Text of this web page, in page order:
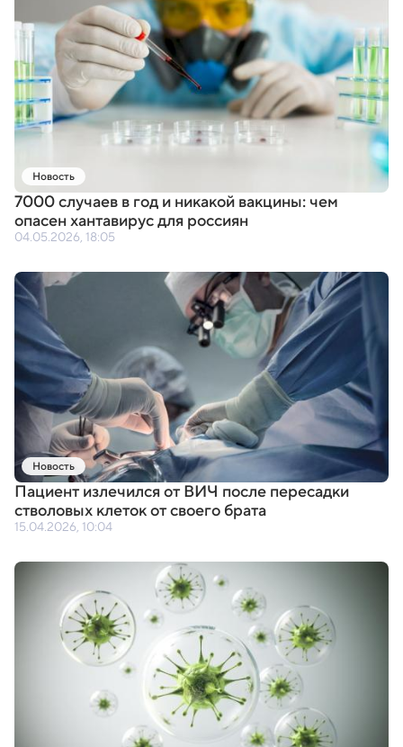
Новость
7000 случаев в год и никакой вакцины: чем
опасен хантавирус для россиян
04.05.2026, 18:05
Новость
Пациент излечился от ВИЧ после пересадки
стволовых клеток от своего брата
15.04.2026, 10:04